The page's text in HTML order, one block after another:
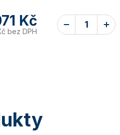
Kč
bez DPH